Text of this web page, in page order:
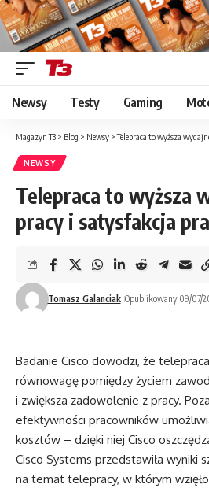
Newsy Testy Gaming
Magazyn T3 > Blog > Newsy >Telepraca to wyższa
NEWSY
Telepraca to wyższa
pracy i satysfakcja
Tomasz Galanciak Opublikowany 09/07/
Badanie Cisco dowodzi, że
równowagę pomiędzy życiem
i zwiększa zadowolenie z pracy.
efektywności pracowników
kosztów – dzięki niej Cisco
Cisco Systems przedstawiła wyniki
na temat telepracy, w którym